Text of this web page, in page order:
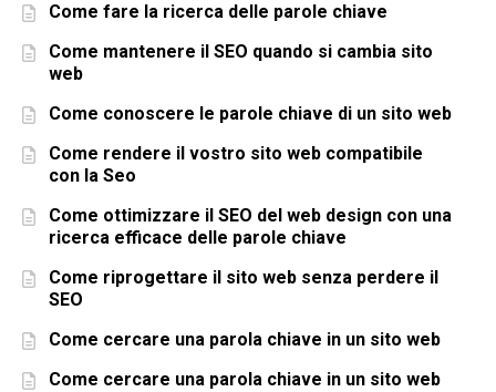
Come fare la ricerca delle parole chiave
Come mantenere il SEO quando si cambia sito
web
Come conoscere le parole chiave di un sito web
Come rendere il vostro sito web compatibile
con la Seo
Come ottimizzare il SEO del web design con una
ricerca efficace delle parole chiave
Come riprogettare il sito web senza perdere il
SEO
Come cercare una parola chiave in un sito web
Come cercare una parola chiave in un sito web